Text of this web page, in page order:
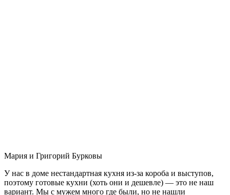
Мария и Григорий Бурковы
У нас в доме нестандартная кухня из-за короба и выступов,
поэтому готовые кухни (хоть они и дешевле) — это не наш
вариант. Мы с мужем много где были, но не нашли